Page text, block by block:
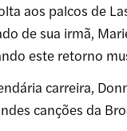
aos palcos de
de sua irmã,
este retorno
carreira,
canções da